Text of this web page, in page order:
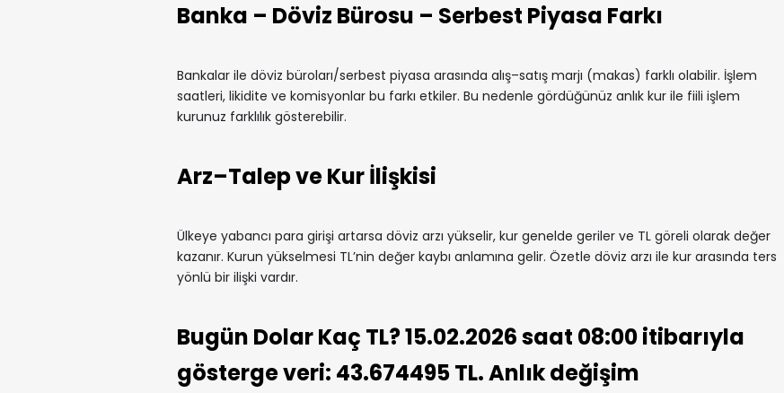
Banka – Döviz Bürosu – Serbest Piyasa Farkı
Bankalar ile döviz büroları/serbest piyasa arasında alış–satış marjı (makas) farklı olabilir. İşlem
saatleri, likidite ve komisyonlar bu farkı etkiler. Bu nedenle gördüğünüz anlık kur ile fiili işlem
kurunuz farklılık gösterebilir.
Arz–Talep ve Kur İlişkisi
Ülkeye yabancı para girişi artarsa döviz arzı yükselir, kur genelde geriler ve TL göreli olarak değer
kazanır. Kurun yükselmesi TL’nin değer kaybı anlamına gelir. Özetle döviz arzı ile kur arasında ters
yönlü bir ilişki vardır.
Bugün Dolar Kaç TL? 15.02.2026 saat 08:00 itibarıyla
gösterge veri: 43.674495 TL. Anlık değişim